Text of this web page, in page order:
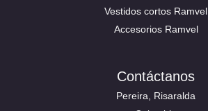
Vestidos cortos Ramvel
Accesorios Ramvel
Contáctanos
Pereira, Risaralda